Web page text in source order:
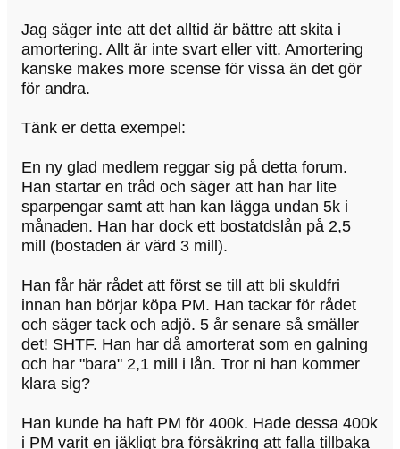
Jag säger inte att det alltid är bättre att skita i
amortering. Allt är inte svart eller vitt. Amortering
kanske makes more scense för vissa än det gör
för andra.
Tänk er detta exempel:
En ny glad medlem reggar sig på detta forum.
Han startar en tråd och säger att han har lite
sparpengar samt att han kan lägga undan 5k i
månaden. Han har dock ett bostatdslån på 2,5
mill (bostaden är värd 3 mill).
Han får här rådet att först se till att bli skuldfri
innan han börjar köpa PM. Han tackar för rådet
och säger tack och adjö. 5 år senare så smäller
det! SHTF. Han har då amorterat som en galning
och har "bara" 2,1 mill i lån. Tror ni han kommer
klara sig?
Han kunde ha haft PM för 400k. Hade dessa 400k
i PM varit en jäkligt bra försäkring att falla tillbaka